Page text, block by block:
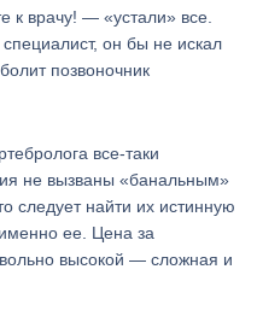
к врачу! — «устали» все.
он бы не искал
позвоночник
все-таки
не вызваны «банальным»
найти их истинную
ее. Цена за
высокой — сложная и